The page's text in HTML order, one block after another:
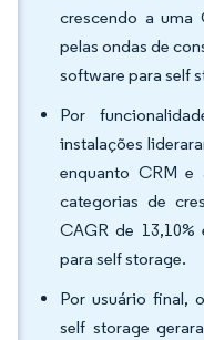
crescendo a uma
pelas ondas de
software para self
Por
instalações
enquanto CRM e
categorias de
CAGR de
para self storage.
Por usuário final,
self storage